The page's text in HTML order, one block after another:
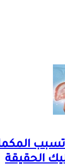
الحقيقة